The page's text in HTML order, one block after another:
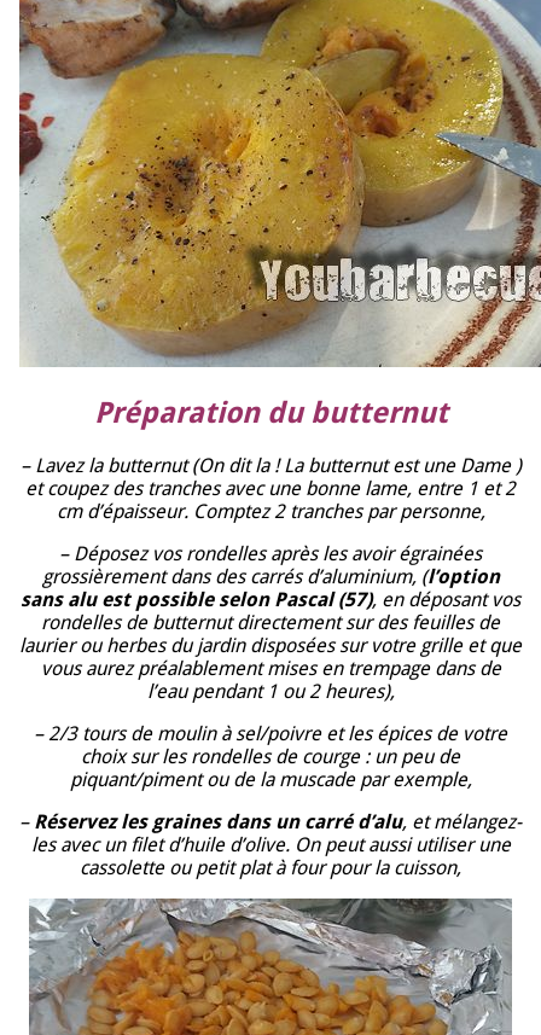
Préparation du butternut
– Lavez la butternut (On dit la ! La butternut est une Dame )
et coupez des tranches avec une bonne lame, entre 1 et 2
cm d’épaisseur. Comptez 2 tranches par personne,
– Déposez vos rondelles après les avoir égrainées
grossièrement dans des carrés d’aluminium, (l’option
sans alu est possible selon Pascal (57), en déposant vos
rondelles de butternut directement sur des feuilles de
laurier ou herbes du jardin disposées sur votre grille et que
vous aurez préalablement mises en trempage dans de
l’eau pendant 1 ou 2 heures),
– 2/3 tours de moulin à sel/poivre et les épices de votre
choix sur les rondelles de courge : un peu de
piquant/piment ou de la muscade par exemple,
–Réservez les graines dans un carré d’alu, et mélangez-
les avec un filet d’huile d’olive. On peut aussi utiliser une
cassolette ou petit plat à four pour la cuisson,